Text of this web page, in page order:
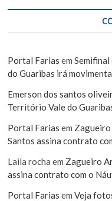
Portal Farias em
do Guaribas irá
Emerson dos santos
Território Vale do
Portal Farias em
Santos assina contrato
Laila rocha em Zagueiro
assina contrato com o
Portal Farias emVeja